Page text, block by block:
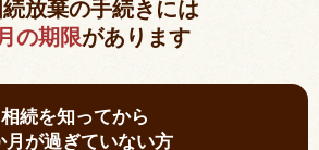
放棄の手続きには
の期限があります
相続を知ってから
月が過ぎていない方